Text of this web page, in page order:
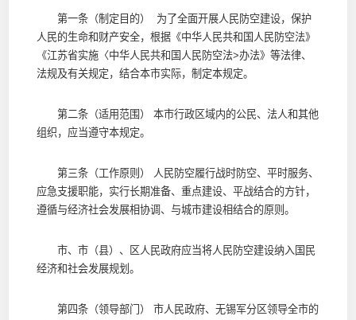
第一条（制定目的） 为了全面开展人民防空建设，保护
人民的生命和财产安全，根据《中华人民共和国人民防空法》
《江苏省实施〈中华人民共和国人民防空法>办法》等法律、
法规及有关规定，结合本市实际，制定本规定。
第二条（适用范围） 本市行政区域内的公民、法人和其他
组织，应当遵守本规定。
第三条（工作原则） 人民防空履行战时防空、平时服务、
应急支援职能，实行长期准备、重点建设、平战结合的方针，
遵循与经济社会发展相协调、与城市建设相结合的原则。
市、市（县）、区人民政府应当将人民防空建设纳入国民
经济和社会发展规划。
第四条（领导部门） 市人民政府、无锡军分区领导全市的